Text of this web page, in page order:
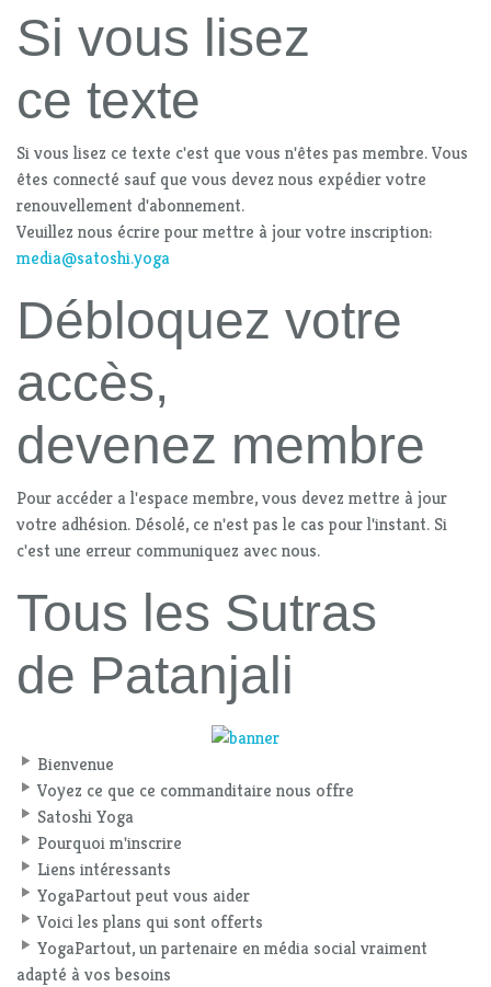
Si vous lisez
ce texte
Si vous lisez ce texte c'est que vous n'êtes pas membre. Vous
êtes connecté sauf que vous devez nous expédier votre
renouvellement d'abonnement.
Veuillez nous écrire pour mettre à jour votre inscription:
media@satoshi.yoga
Débloquez votre
accès,
devenez membre
Pour accéder a l'espace membre, vous devez mettre à jour
votre adhésion. Désolé, ce n'est pas le cas pour l'instant. Si
c'est une erreur communiquez avec nous.
Tous les Sutras
de Patanjali
Bienvenue
Voyez ce que ce commanditaire nous offre
Satoshi Yoga
Pourquoi m'inscrire
Liens intéressants
YogaPartout peut vous aider
Voici les plans qui sont offerts
YogaPartout, un partenaire en média social vraiment
adapté à vos besoins